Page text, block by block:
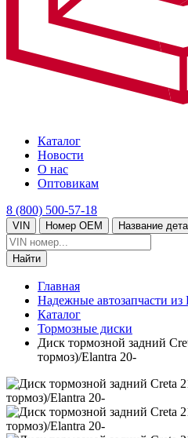
Каталог
Новости
О нас
Оптовикам
8 (800) 500-57-18
VIN Номер OEM Название
Главная
Надежные автозапчасти
Каталог
Тормозные диски
Диск тормозной задний
тормоз)/Elantra 20-